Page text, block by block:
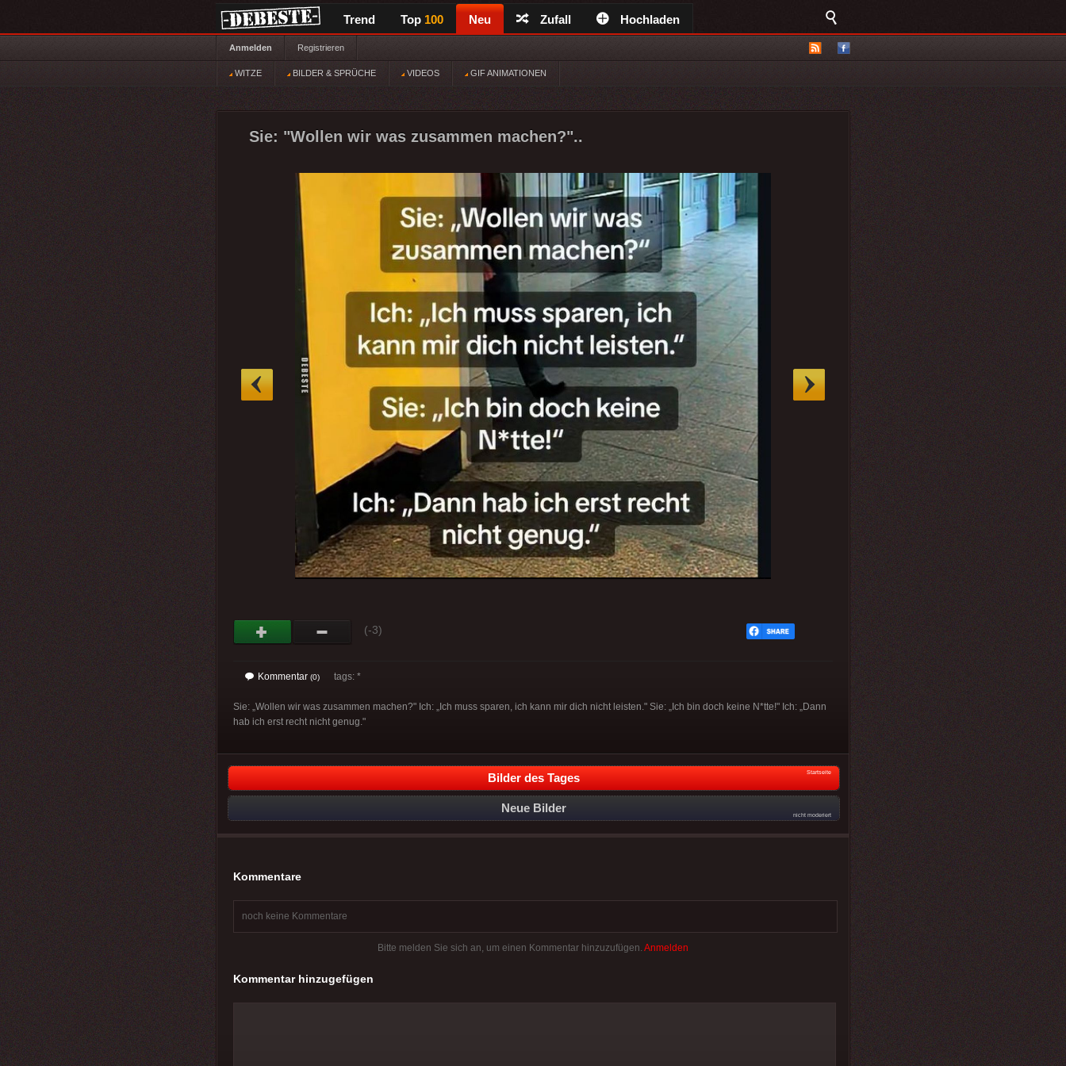
Trend Top 100 Neu Zufall Hochladen
Anmelden Registrieren
WITZE BILDER & SPRÜCHE VIDEOS GIF ANIMATIONEN
Sie: "Wollen wir was zusammen machen?"..
(-3)
Kommentar (0) tags: *
Sie: „Wollen wir was zusammen machen?" Ich: „Ich muss sparen, ich kann mir dich nicht leisten." Sie: „Ich bin doch keine N*tte!" Ich: „Dann
hab ich erst recht nicht genug."
Bilder des Tages Startseite
Neue Bilder
nicht moderiert
Kommentare
noch keine Kommentare
Bitte melden Sie sich an, um einen Kommentar hinzuzufügen. Anmelden
Kommentar hinzugefügen